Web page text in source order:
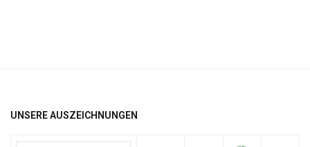
UNSERE AUSZEICHNUNGEN